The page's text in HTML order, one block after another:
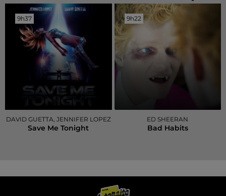
9h37
9h37
DAVID GUETTA, JENNIFER LOPEZ
Save Me Tonight
9h22
9h22
ED SHEERAN
Bad Habits